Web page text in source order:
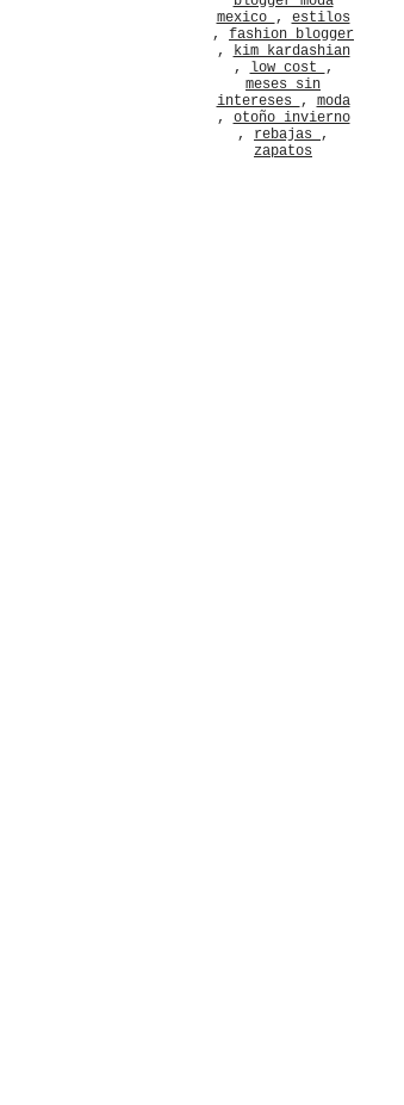
mexico , estilos
, fashion blogger
,
kim kardashian
,
low cost
,
meses sin
intereses
, moda
, otoño invierno
, rebajas ,
zapatos